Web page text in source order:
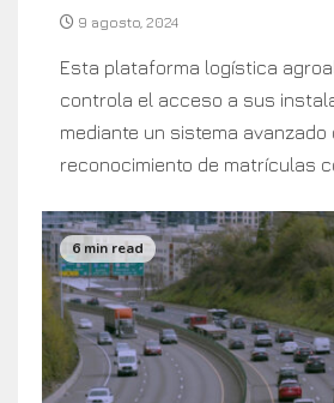
9 agosto, 2024
Esta plataforma logística
controla el acceso a sus
mediante un sistema avanzado
reconocimiento de matrículas
6 min read